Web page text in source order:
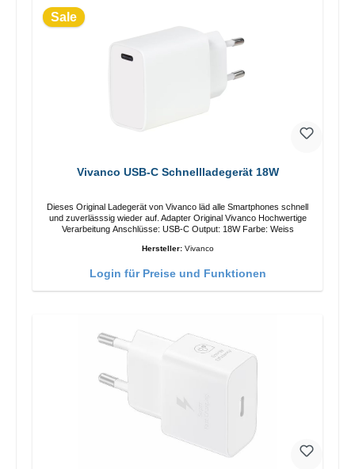
Sale
Vivanco USB-C Schnellladegerät 18W
Dieses Original Ladegerät von Vivanco läd alle Smartphones schnell
und zuverlässsig wieder auf. Adapter Original Vivanco Hochwertige
Verarbeitung Anschlüsse: USB-C Output: 18W Farbe: Weiss
Hersteller: Vivanco
Login für Preise und Funktionen